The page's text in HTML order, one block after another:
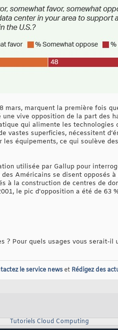
mars, marquent la première fois
vive opposition de la part des
qui alimente les
vastes superficies, nécessitent
équipements, ce qui soulève
utilisée par Gallup pour
Américains se disent opposés
à la construction de centres de
le pic d'opposition a été de 63
? Pour quels usages vous serait-
le service newset Rédigez des
Tutoriels Cloud Computing